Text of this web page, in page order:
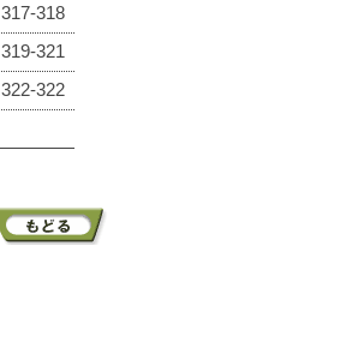
317-318
319-321
322-322